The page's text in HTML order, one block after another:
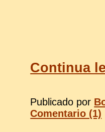
Continua
Publicado por
Comentario (1)